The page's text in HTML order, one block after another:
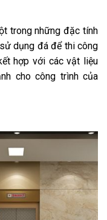
trong những đặc tính
dụng đá để thi công
hợp với các vật liệu
cho công trình của